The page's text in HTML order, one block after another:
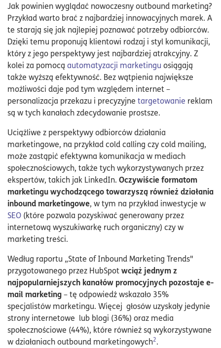
Jak powinien wyglądać nowoczesny outbound marketing?
Przykład warto brać z najbardziej innowacyjnych marek. A
te starają się jak najlepiej poznawać potrzeby odbiorców.
Dzięki temu proponują klientowi rodzaj i styl komunikacji,
który z jego perspektywy jest najbardziej atrakcyjny. Z
kolei za pomocą automatyzacji marketingu osiągają
także wyższą efektywność. Bez wątpienia największe
możliwości daje pod tym względem internet –
personalizacja przekazu i precyzyjne targetowanie reklam
są w tych kanałach zdecydowanie prostsze.
Uciążliwe z perspektywy odbiorców działania
marketingowe, na przykład cold calling czy cold mailing,
może zastąpić efektywna komunikacja w mediach
społecznościowych, także tych wykorzystywanych przez
ekspertów, takich jak LinkedIn. Oczywiście formatom
marketingu wychodzącego towarzyszą również działania
inbound marketingowe, w tym na przykład inwestycje w
SEO (które pozwala pozyskiwać generowany przez
internetową wyszukiwarkę ruch organiczny) czy w
marketing treści.
Według raportu „State of Inbound Marketing Trends"
przygotowanego przez HubSpotwciąż jednym z
najpopularniejszych kanałów promocyjnych pozostaje e-
mail marketing– tę odpowiedź wskazało 35%
specjalistów marketingu. Więcej głosów uzyskały jedynie
strony internetowe lub blogi (36%) oraz media
społecznościowe (44%), które również są wykorzystywane
w działaniach outbound marketingowych2.